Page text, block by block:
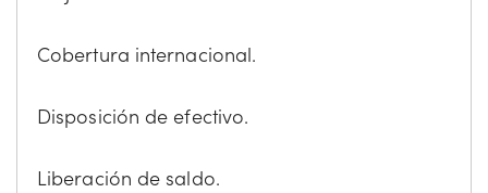
Cobertura internacional.
Disposición de efectivo.
Liberación de saldo.